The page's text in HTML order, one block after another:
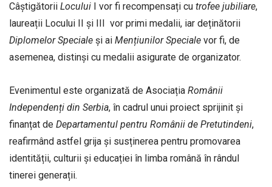
Câștigătorii Locului I vor fi recompensați cu trofee jubiliare,
laureații Locului II și III vor primi medalii, iar deținătorii
Diplomelor Speciale și ai Mențiunilor Speciale vor fi, de
asemenea, distinși cu medalii asigurate de organizator.
Evenimentul este organizată de Asociația Românii
Independenți din Serbia, în cadrul unui proiect sprijinit și
finanțat de Departamentul pentru Românii de Pretutindeni,
reafirmând astfel grija și susținerea pentru promovarea
identității, culturii și educației în limba română în rândul
tinerei generații.